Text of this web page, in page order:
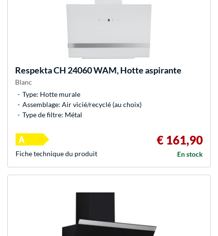
RespektaCH 24060 WAM, Hotte aspirante
Blanc
Type: Hotte murale
Assemblage: Air vicié/recyclé (au choix)
Type de filtre: Métal
€ 161,90
En stock
Fiche technique du produit